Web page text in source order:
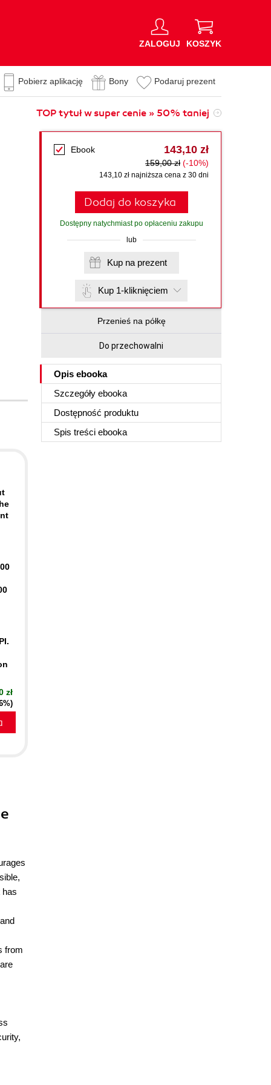
ZALOGUJ KOSZYK
Pobierz aplikację Bony Podaruj prezent
TOP tytuł w super cenie » 50% taniej
Ebook 143,10 zł
159,00 zł (-10%)
143,10 zł najniższa cena z 30 dni
Dodaj do koszyka
Dostępny natychmiast po opłaceniu zakupu
lub
Kup na prezent
Kup 1-kliknięciem
Przenieś na półkę
Do przechowalni
Opis ebooka
Szczegóły ebooka
Dostępność produktu
Spis treści ebooka
zł
has
from